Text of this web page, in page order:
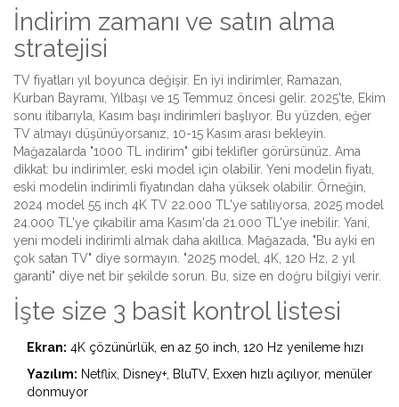
İndirim zamanı ve satın alma
stratejisi
TV fiyatları yıl boyunca değişir. En iyi indirimler, Ramazan,
Kurban Bayramı, Yılbaşı ve 15 Temmuz öncesi gelir. 2025'te, Ekim
sonu itibarıyla, Kasım başı indirimleri başlıyor. Bu yüzden, eğer
TV almayı düşünüyorsanız, 10-15 Kasım arası bekleyin.
Mağazalarda "1000 TL indirim" gibi teklifler görürsünüz. Ama
dikkat: bu indirimler, eski model için olabilir. Yeni modelin fiyatı,
eski modelin indirimli fiyatından daha yüksek olabilir. Örneğin,
2024 model 55 inch 4K TV 22.000 TL'ye satılıyorsa, 2025 model
24.000 TL'ye çıkabilir ama Kasım'da 21.000 TL'ye inebilir. Yani,
yeni modeli indirimli almak daha akıllıca. Mağazada, "Bu ayki en
çok satan TV" diye sormayın. "2025 model, 4K, 120 Hz, 2 yıl
garanti" diye net bir şekilde sorun. Bu, size en doğru bilgiyi verir.
İşte size 3 basit kontrol listesi
Ekran: 4K çözünürlük, en az 50 inch, 120 Hz yenileme hızı
Yazılım: Netflix, Disney+, BluTV, Exxen hızlı açılıyor, menüler
donmuyor